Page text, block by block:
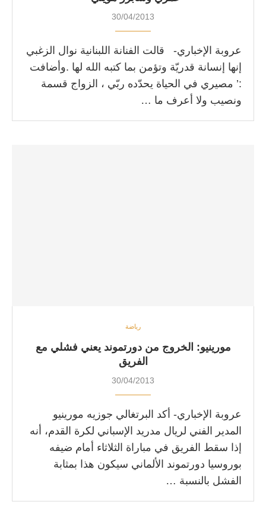
30/04/2013
عروبة الإخباري- قالت الفنانة اللبنانية نوال الزغبي
إنها إنسانة قدريّة وتؤمن بما كتبه الله لها .وأضافت
:’ مصيري في الحياة يحدّده ربّي ، الزواج قسمة
ونصيب ولا أعرف ما …
رياضة
مورينيو: الخروج من دورتموند يعني فشلي مع
الفريق
30/04/2013
عروبة الإخباري- أكد البرتغالي جوزيه مورينيو
المدير الفني لريال مدريد الإسباني لكرة القدم، أنه
إذا سقط الفريق في مباراة الثلاثاء أمام ضيفه
بوروسيا دورتموند الألماني سيكون هذا بمثابة
الفشل بالنسبة …